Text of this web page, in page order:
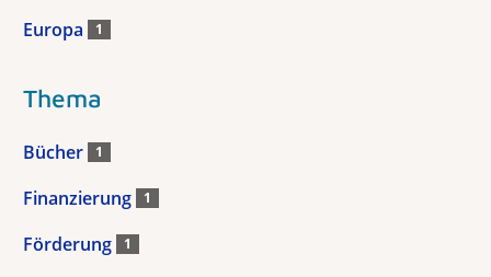
Europa 1
Thema
Bücher 1
Finanzierung 1
Förderung 1